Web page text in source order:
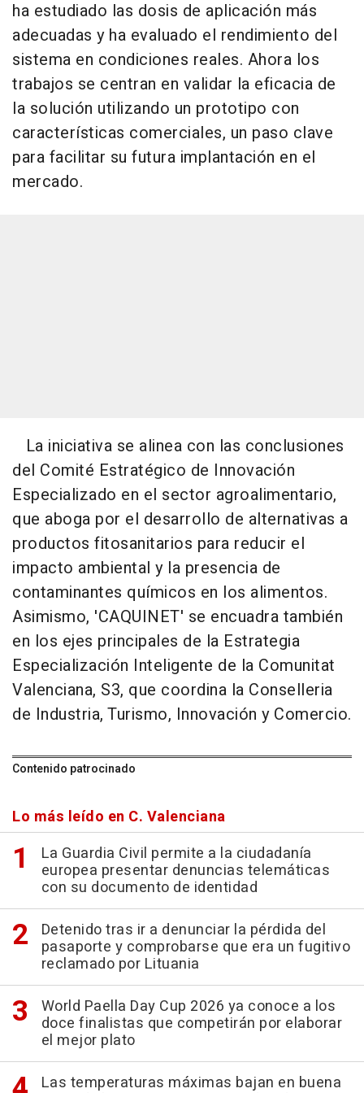
ha estudiado las dosis de aplicación más
adecuadas y ha evaluado el rendimiento del
sistema en condiciones reales. Ahora los
trabajos se centran en validar la eficacia de
la solución utilizando un prototipo con
características comerciales, un paso clave
para facilitar su futura implantación en el
mercado.
La iniciativa se alinea con las conclusiones
del Comité Estratégico de Innovación
Especializado en el sector agroalimentario,
que aboga por el desarrollo de alternativas a
productos fitosanitarios para reducir el
impacto ambiental y la presencia de
contaminantes químicos en los alimentos.
Asimismo, 'CAQUINET' se encuadra también
en los ejes principales de la Estrategia
Especialización Inteligente de la Comunitat
Valenciana, S3, que coordina la Conselleria
de Industria, Turismo, Innovación y Comercio.
Contenido patrocinado
Lo más leído en C. Valenciana
La Guardia Civil permite a la ciudadanía
europea presentar denuncias telemáticas
con su documento de identidad
Detenido tras ir a denunciar la pérdida del
pasaporte y comprobarse que era un fugitivo
reclamado por Lituania
World Paella Day Cup 2026 ya conoce a los
doce finalistas que competirán por elaborar
el mejor plato
Las temperaturas máximas bajan en buena